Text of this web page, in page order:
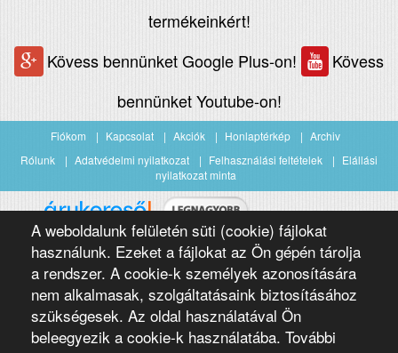
A weboldalunk felületén süti (cookie) fájlokat
használunk. Ezeket a fájlokat az Ön gépén tárolja
a rendszer. A cookie-k személyek azonosítására
nem alkalmasak, szolgáltatásaink biztosításához
szükségesek. Az oldal használatával Ön
beleegyezik a cookie-k használatába. További
termékeinkért!
Kövess bennünket Google Plus-on!
Kövess
bennünket Youtube-on!
Fiókom Kapcsolat Akciók Honlaptérkép
Archiv
Rólunk
Adatvédelmi nyilatkozat Felhasználási feltételek
Elállási
nyilatkozat minta